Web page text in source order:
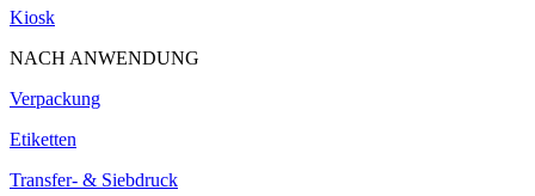
Kiosk
NACH ANWENDUNG
Verpackung
Etiketten
Transfer- & Siebdruck